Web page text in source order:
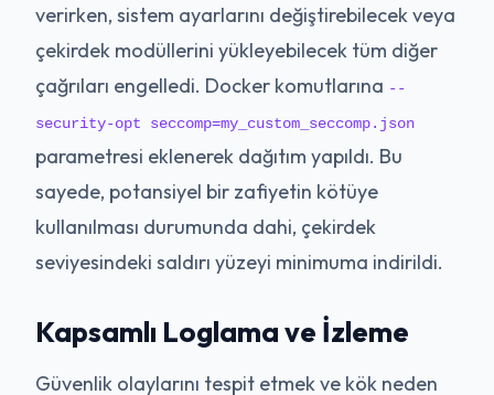
verirken, sistem ayarlarını değiştirebilecek veya
çekirdek modüllerini yükleyebilecek tüm diğer
çağrıları engelledi. Docker komutlarına --
security-opt seccomp=my_custom_seccomp.json
parametresi eklenerek dağıtım yapıldı. Bu
sayede, potansiyel bir zafiyetin kötüye
kullanılması durumunda dahi, çekirdek
seviyesindeki saldırı yüzeyi minimuma indirildi.
Kapsamlı Loglama ve İzleme
Güvenlik olaylarını tespit etmek ve kök neden